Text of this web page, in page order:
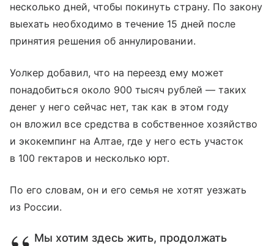
несколько дней, чтобы покинуть страну. По закону
выехать необходимо в течение 15 дней после
принятия решения об аннулировании.
Уолкер добавил, что на переезд ему может
понадобиться около 900 тысяч рублей — таких
денег у него сейчас нет, так как в этом году
он вложил все средства в собственное хозяйство
и экокемпинг на Алтае, где у него есть участок
в 100 гектаров и несколько юрт.
По его словам, он и его семья не хотят уезжать
из России.
Мы хотим здесь жить, продолжать